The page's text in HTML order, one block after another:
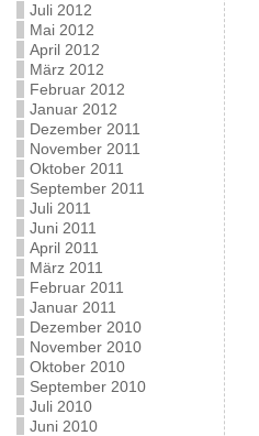
Juli 2012
Mai 2012
April 2012
März 2012
Februar 2012
Januar 2012
Dezember 2011
November 2011
Oktober 2011
September 2011
Juli 2011
Juni 2011
April 2011
März 2011
Februar 2011
Januar 2011
Dezember 2010
November 2010
Oktober 2010
September 2010
Juli 2010
Juni 2010